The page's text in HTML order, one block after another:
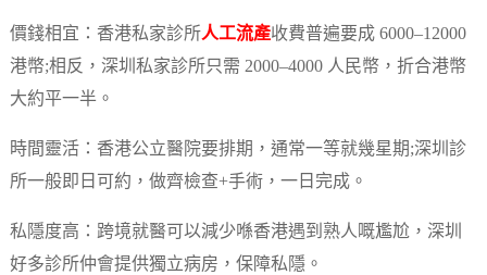
價錢相宜：香港私家診所人工流產收費普遍要成 6000–12000
港幣;相反，深圳私家診所只需 2000–4000 人民幣，折合港幣
大約平一半。
時間靈活：香港公立醫院要排期，通常一等就幾星期;深圳診
所一般即日可約，做齊檢查+手術，一日完成。
私隱度高：跨境就醫可以減少喺香港遇到熟人嘅尷尬，深圳
好多診所仲會提供獨立病房，保障私隱。